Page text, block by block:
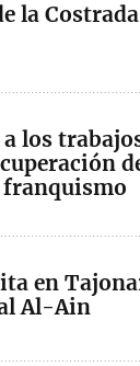
la Costrada
los
franquismo
en
Al-Ain